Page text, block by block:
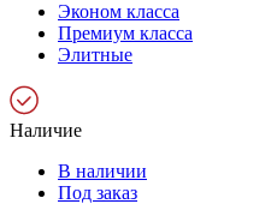
Эконом класса
Премиум класса
Элитные
Наличие
В наличии
Под заказ